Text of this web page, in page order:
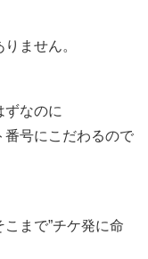
ません。
ずなのに
番号にこだわるので
まで”チケ発に命